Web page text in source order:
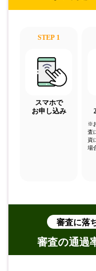
STEP 1
スマホで
お申し込み
※
査
資
場
審査に落
審査の通過